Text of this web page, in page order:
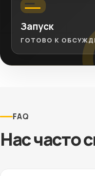
Запуск
ГОТОВО К
FAQ
Нас часто